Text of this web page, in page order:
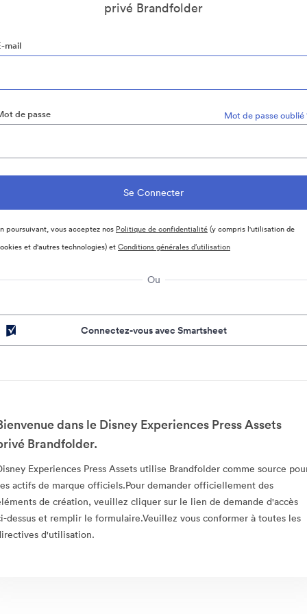
privé Brandfolder
mail
de passe Mot de passe oublié
poursuivant, vous acceptez nos Politique de confidentialité(y compris l'utilisation de
et d'autres technologies) etConditions générales d’utilisation
Ou
Connectez-vous avec Smartsheet
dans le Disney Experiences Press Assets
Brandfolder.
Experiences Press Assets utilise Brandfolder comme source
actifs de marque officiels.Pour demander officiellement des
de création, veuillez cliquer sur le lien de demande d'accès
dessus et remplir le formulaire.Veuillez vous conformer à toutes les
d'utilisation.